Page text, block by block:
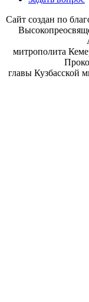
Сайт со­здан по
мит­ро­по­ли­та
гла­вы Куз­бас­ской